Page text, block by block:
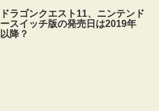
ドラゴンクエスト11、ニンテンド
ースイッチ版の発売日は2019年
以降？